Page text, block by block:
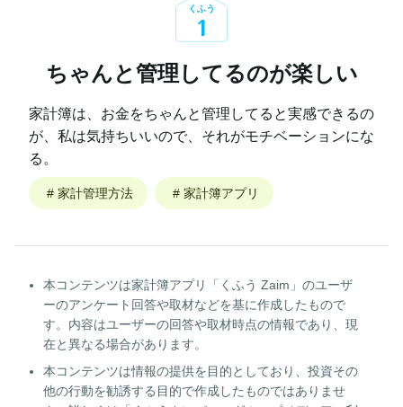
くふう
1
ちゃんと管理してるのが楽しい
家計簿は、お金をちゃんと管理してると実感できるの
が、私は気持ちいいので、それがモチベーションにな
る。
# 家計管理方法 # 家計簿アプリ
本コンテンツは家計簿アプリ「くふう Zaim」のユーザ
ーのアンケート回答や取材などを基に作成したもので
す。内容はユーザーの回答や取材時点の情報であり、現
在と異なる場合があります。
本コンテンツは情報の提供を目的としており、投資その
他の行動を勧誘する目的で作成したものではありませ